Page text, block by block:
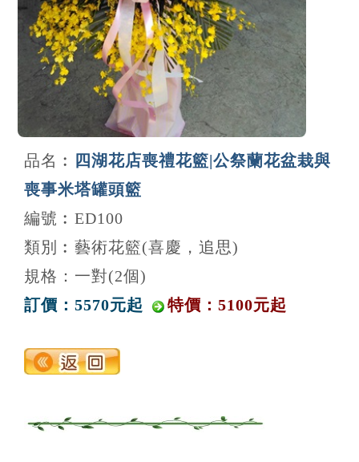
品名︰
四湖花店喪禮花籃|公祭蘭花盆栽與
喪事米塔罐頭籃
編號︰ED100
類別︰藝術花籃(喜慶，追思)
規格：一對(2個)
訂價：5570元起
特價：5100元起